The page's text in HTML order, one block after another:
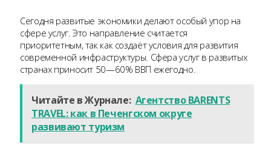
Сегодня развитые экономики делают особый упор на
сфере услуг. Это направление считается
приоритетным, так как создаёт условия для развития
современной инфраструктуры. Сфера услуг в развитых
странах приносит 50—60% ВВП ежегодно.
Читайте в Журнале: Агентство BARENTS
TRAVEL: как в Печенгском округе
развивают туризм